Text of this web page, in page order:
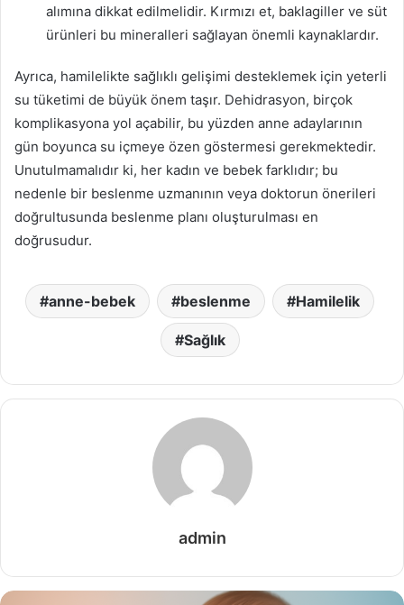
alımına dikkat edilmelidir. Kırmızı et, baklagiller ve süt
ürünleri bu mineralleri sağlayan önemli kaynaklardır.
Ayrıca, hamilelikte sağlıklı gelişimi desteklemek için yeterli
su tüketimi de büyük önem taşır. Dehidrasyon, birçok
komplikasyona yol açabilir, bu yüzden anne adaylarının
gün boyunca su içmeye özen göstermesi gerekmektedir.
Unutulmamalıdır ki, her kadın ve bebek farklıdır; bu
nedenle bir beslenme uzmanının veya doktorun önerileri
doğrultusunda beslenme planı oluşturulması en
doğrusudur.
anne-bebek beslenme Hamilelik
Sağlık
admin